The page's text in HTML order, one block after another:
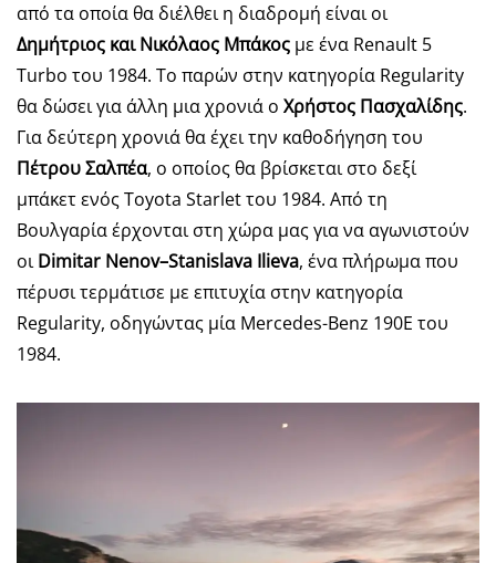
από τα οποία θα διέλθει η διαδρομή είναι οι
Δημήτριος και Νικόλαος Μπάκος με ένα Renault 5
Turbo του 1984. Το παρών στην κατηγορία Regularity
θα δώσει για άλλη μια χρονιά ο Χρήστος Πασχαλίδης.
Για δεύτερη χρονιά θα έχει την καθοδήγηση του
Πέτρου Σαλπέα, ο οποίος θα βρίσκεται στο δεξί
μπάκετ ενός Toyota Starlet του 1984. Από τη
Βουλγαρία έρχονται στη χώρα μας για να αγωνιστούν
οιDimitar Nenov–Stanislava Ilieva, ένα πλήρωμα που
πέρυσι τερμάτισε με επιτυχία στην κατηγορία
Regularity, οδηγώντας μία Mercedes-Benz 190E του
1984.